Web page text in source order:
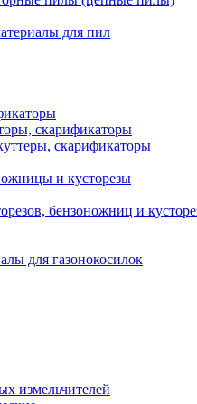
для пил
скарификаторы
скарификаторы
и кусторезы
бензоножниц и
для газонокосилок
измельчителей